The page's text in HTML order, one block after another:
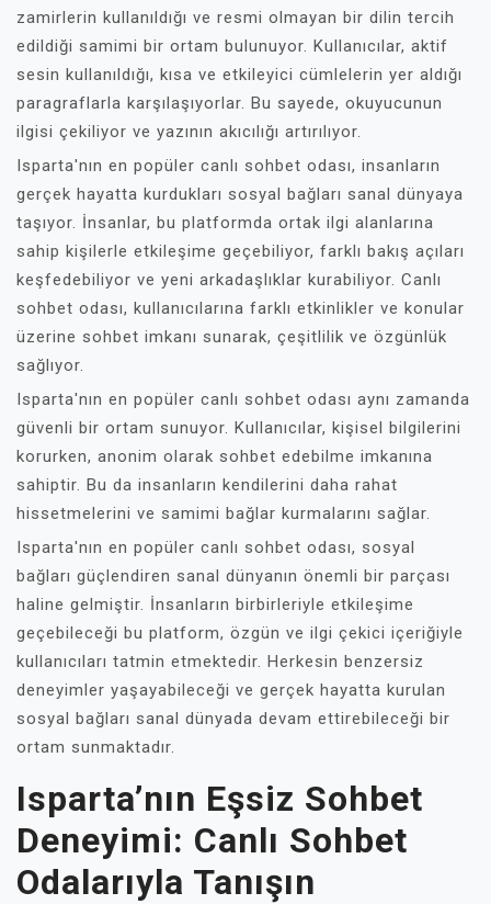
zamirlerin kullanıldığı ve resmi olmayan bir dilin tercih
edildiği samimi bir ortam bulunuyor. Kullanıcılar, aktif
sesin kullanıldığı, kısa ve etkileyici cümlelerin yer aldığı
paragraflarla karşılaşıyorlar. Bu sayede, okuyucunun
ilgisi çekiliyor ve yazının akıcılığı artırılıyor.
Isparta'nın en popüler canlı sohbet odası, insanların
gerçek hayatta kurdukları sosyal bağları sanal dünyaya
taşıyor. İnsanlar, bu platformda ortak ilgi alanlarına
sahip kişilerle etkileşime geçebiliyor, farklı bakış açıları
keşfedebiliyor ve yeni arkadaşlıklar kurabiliyor. Canlı
sohbet odası, kullanıcılarına farklı etkinlikler ve konular
üzerine sohbet imkanı sunarak, çeşitlilik ve özgünlük
sağlıyor.
Isparta'nın en popüler canlı sohbet odası aynı zamanda
güvenli bir ortam sunuyor. Kullanıcılar, kişisel bilgilerini
korurken, anonim olarak sohbet edebilme imkanına
sahiptir. Bu da insanların kendilerini daha rahat
hissetmelerini ve samimi bağlar kurmalarını sağlar.
Isparta'nın en popüler canlı sohbet odası, sosyal
bağları güçlendiren sanal dünyanın önemli bir parçası
haline gelmiştir. İnsanların birbirleriyle etkileşime
geçebileceği bu platform, özgün ve ilgi çekici içeriğiyle
kullanıcıları tatmin etmektedir. Herkesin benzersiz
deneyimler yaşayabileceği ve gerçek hayatta kurulan
sosyal bağları sanal dünyada devam ettirebileceği bir
ortam sunmaktadır.
Isparta’nın Eşsiz Sohbet
Deneyimi: Canlı Sohbet
Odalarıyla Tanışın